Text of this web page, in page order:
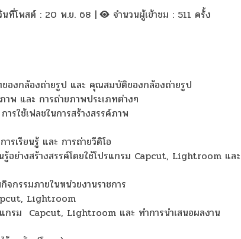
นที่โพสต์ : 20 พ.ย. 68 | จำนวนผู้เข้าชม : 511 ครั้ง
องกล้องถ่ายรูป และ คุณสมบัติของกล้องถ่ายรูป
พ และ การถ่ายภาพประเภทต่างๆ
รใช้เฟลชในการสร้างสรรค์ภาพ
เรียนรู้ และ การถ่ายวีดิโอ
อย่างสร้างสรรค์โดยใช้โปรแกรม Capcut, Lightroom แล
กรรมภายในหน่วยงานราชการ
Lightroom
กรม Capcut, Lightroom และ ทำการนำเสนอผลงาน